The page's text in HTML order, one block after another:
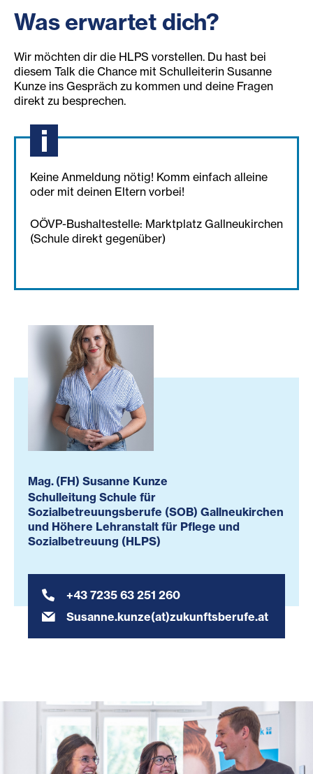
Was erwartet dich?
Wir möchten dir die HLPS vorstellen. Du hast bei
diesem Talk die Chance mit Schulleiterin Susanne
Kunze ins Gespräch zu kommen und deine Fragen
direkt zu besprechen.
Keine Anmeldung nötig! Komm einfach alleine
oder mit deinen Eltern vorbei!
OÖVP-Bushaltestelle: Marktplatz Gallneukirchen
(Schule direkt gegenüber)
Mag. (FH) Susanne Kunze
Schulleitung Schule für
Sozialbetreuungsberufe (SOB) Gallneukirchen
und Höhere Lehranstalt für Pflege und
Sozialbetreuung (HLPS)
+43 7235 63 251 260
Susanne.kunze(at)zukunftsberufe.at